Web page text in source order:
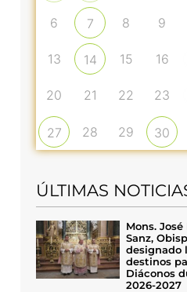
6 7 8 9
13 14 15 16
20 21 22 23
27 28 29 30
ÚLTIMAS
Mons.
Sanz,
designado
destinos
Diáconos
2026-2027